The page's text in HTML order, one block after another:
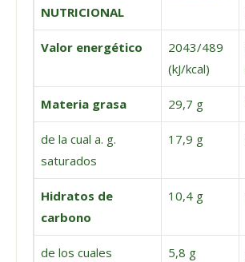
NUTRICIONAL
Valor energético
2043/489
(kJ/kcal)
Materia grasa 29,7 g
de la cual a. g.
saturados
17,9 g
Hidratos de
carbono
10,4 g
de los cuales
5,8 g